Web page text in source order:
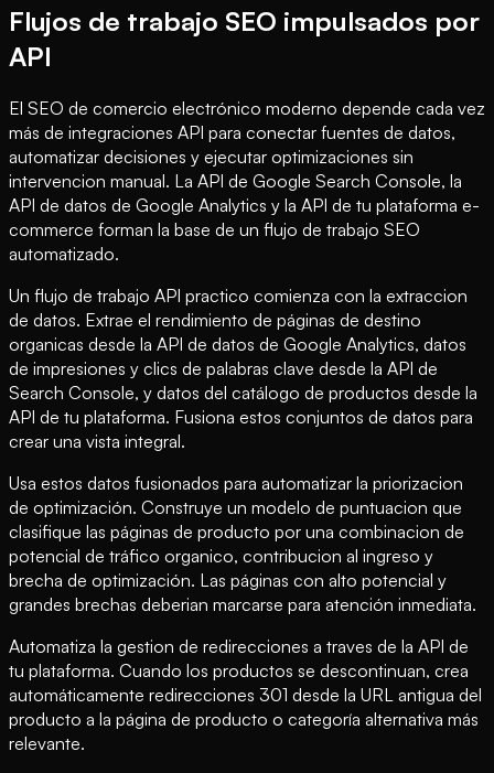
Flujos de trabajo SEO impulsados por
API
El SEO de comercio electrónico moderno depende cada vez
más de integraciones API para conectar fuentes de datos,
automatizar decisiones y ejecutar optimizaciones sin
intervencion manual. La API de Google Search Console, la
API de datos de Google Analytics y la API de tu plataforma e-
commerce forman la base de un flujo de trabajo SEO
automatizado.
Un flujo de trabajo API practico comienza con la extraccion
de datos. Extrae el rendimiento de páginas de destino
organicas desde la API de datos de Google Analytics, datos
de impresiones y clics de palabras clave desde la API de
Search Console, y datos del catálogo de productos desde la
API de tu plataforma. Fusiona estos conjuntos de datos para
crear una vista integral.
Usa estos datos fusionados para automatizar la priorizacion
de optimización. Construye un modelo de puntuacion que
clasifique las páginas de producto por una combinacion de
potencial de tráfico organico, contribucion al ingreso y
brecha de optimización. Las páginas con alto potencial y
grandes brechas deberian marcarse para atención inmediata.
Automatiza la gestion de redirecciones a traves de la API de
tu plataforma. Cuando los productos se descontinuan, crea
automáticamente redirecciones 301 desde la URL antigua del
producto a la página de producto o categoría alternativa más
relevante.